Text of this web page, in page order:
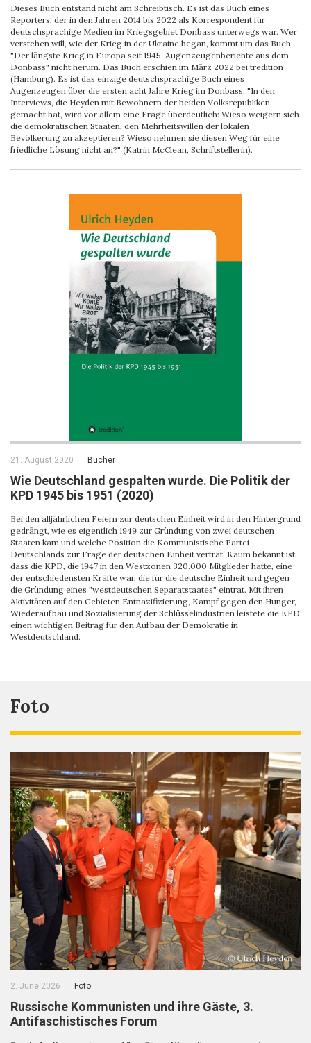
Dieses Buch entstand nicht am Schreibtisch. Es ist das Buch eines
Reporters, der in den Jahren 2014 bis 2022 als Korrespondent für
deutschsprachige Medien im Kriegsgebiet Donbass unterwegs war. Wer
verstehen will, wie der Krieg in der Ukraine began, kommt um das Buch
"Der längste Krieg in Europa seit 1945. Augenzeugenberichte aus dem
Donbass" nicht herum. Das Buch erschien im März 2022 bei tredition
(Hamburg). Es ist das einzige deutschsprachige Buch eines
Augenzeugen über die ersten acht Jahre Krieg im Donbass. "In den
Interviews, die Heyden mit Bewohnern der beiden Volksrepubliken
gemacht hat, wird vor allem eine Frage überdeutlich: Wieso weigern sich
die demokratischen Staaten, den Mehrheitswillen der lokalen
Bevölkerung zu akzeptieren? Wieso nehmen sie diesen Weg für eine
friedliche Lösung nicht an?" (Katrin McClean, Schriftstellerin).
21. August 2020 Bücher
Wie Deutschland gespalten wurde. Die Politik der
KPD 1945 bis 1951 (2020)
Bei den alljährlichen Feiern zur deutschen Einheit wird in den Hintergrund
gedrängt, wie es eigentlich 1949 zur Gründung von zwei deutschen
Staaten kam und welche Position die Kommunistische Partei
Deutschlands zur Frage der deutschen Einheit vertrat. Kaum bekannt ist,
dass die KPD, die 1947 in den Westzonen 320.000 Mitglieder hatte, eine
der entschiedensten Kräfte war, die für die deutsche Einheit und gegen
die Gründung eines "westdeutschen Separatstaates" eintrat. Mit ihren
Aktivitäten auf den Gebieten Entnazifizierung, Kampf gegen den Hunger,
Wiederaufbau und Sozialisierung der Schlüsselindustrien leistete die KPD
einen wichtigen Beitrag für den Aufbau der Demokratie in
Westdeutschland.
Foto
2. June 2026 Foto
Russische Kommunisten und ihre Gäste, 3.
Antifaschistisches Forum